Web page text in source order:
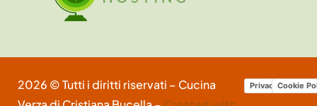
2026 © Tutti i diritti riservati – Cucina
Privacy Policy
Cookie